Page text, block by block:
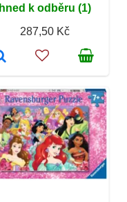
Ihned k odběru (1)
287,50 Kč